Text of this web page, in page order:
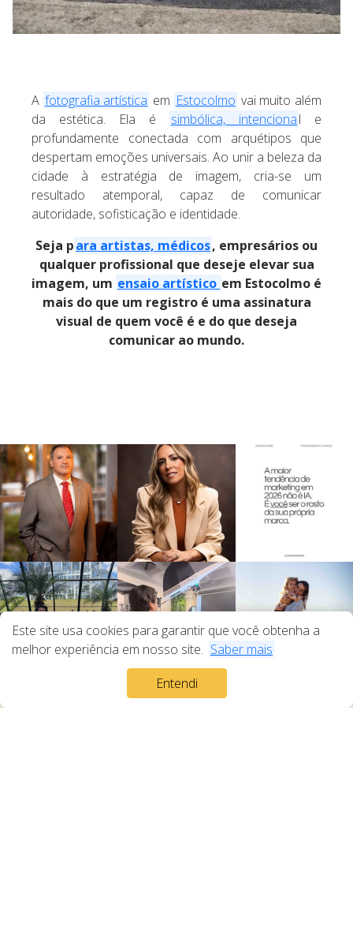
Este site usa cookies para garantir que você obtenha a
melhor experiência em nosso site. Saber mais
Entendi
A fotografia artística em Estocolmo vai muito além
da estética. Ela é
simbólica, intencional e
profundamente conectada com arquétipos que
despertam emoções universais. Ao unir a beleza da
cidade à estratégia de imagem, cria-se um
resultado atemporal, capaz de comunicar
autoridade, sofisticação e identidade.
Seja para artistas, médicos, empresários ou
qualquer profissional que deseje elevar sua
imagem, um ensaio artístico em Estocolmo é
mais do que um registro é uma assinatura
visual de quem você é e do que deseja
comunicar ao mundo.